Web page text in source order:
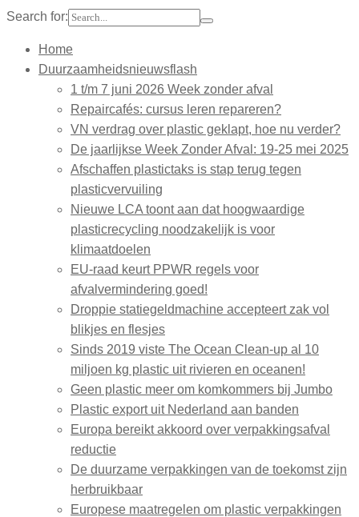
Search for:
Home
Duurzaamheidsnieuwsflash
1 t/m 7 juni 2026 Week zonder afval
Repaircafés: cursus leren repareren?
VN verdrag over plastic geklapt, hoe nu verder?
De jaarlijkse Week Zonder Afval: 19-25 mei 2025
Afschaffen plastictaks is stap terug tegen
plasticvervuiling
Nieuwe LCA toont aan dat hoogwaardige
plasticrecycling noodzakelijk is voor
klimaatdoelen
EU-raad keurt PPWR regels voor
afvalvermindering goed!
Droppie statiegeldmachine accepteert zak vol
blikjes en flesjes
Sinds 2019 viste The Ocean Clean-up al 10
miljoen kg plastic uit rivieren en oceanen!
Geen plastic meer om komkommers bij Jumbo
Plastic export uit Nederland aan banden
Europa bereikt akkoord over verpakkingsafval
reductie
De duurzame verpakkingen van de toekomst zijn
herbruikbaar
Europese maatregelen om plastic verpakkingen